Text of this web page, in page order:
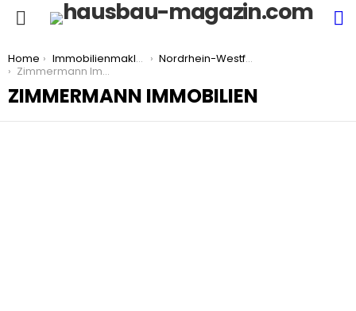
You are here:
Home Immobilienmakler
Nordrhein-Westfalen
Zimmermann Immobilien
ZIMMERMANN IMMOBILIEN